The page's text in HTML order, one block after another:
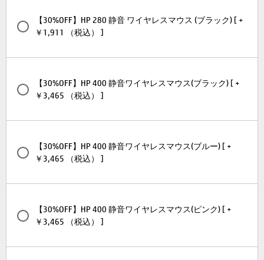
【30%OFF】HP 280 静音 ワイヤレスマウス (ブラック) [ +
￥1,911 （税込） ]
【30%OFF】HP 400 静音ワイヤレスマウス(ブラック) [ +
￥3,465 （税込） ]
【30%OFF】HP 400 静音ワイヤレスマウス(ブルー) [ +
￥3,465 （税込） ]
【30%OFF】HP 400 静音ワイヤレスマウス(ピンク) [ +
￥3,465 （税込） ]